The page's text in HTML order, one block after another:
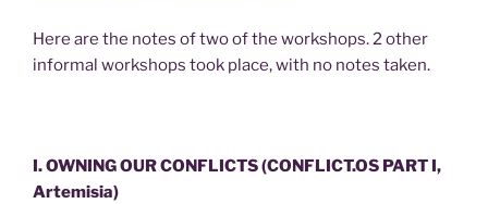
Here are the notes of two of the workshops. 2 other
informal workshops took place, with no notes taken.
I. OWNING OUR CONFLICTS (CONFLICT.OS PART I,
Artemisia)